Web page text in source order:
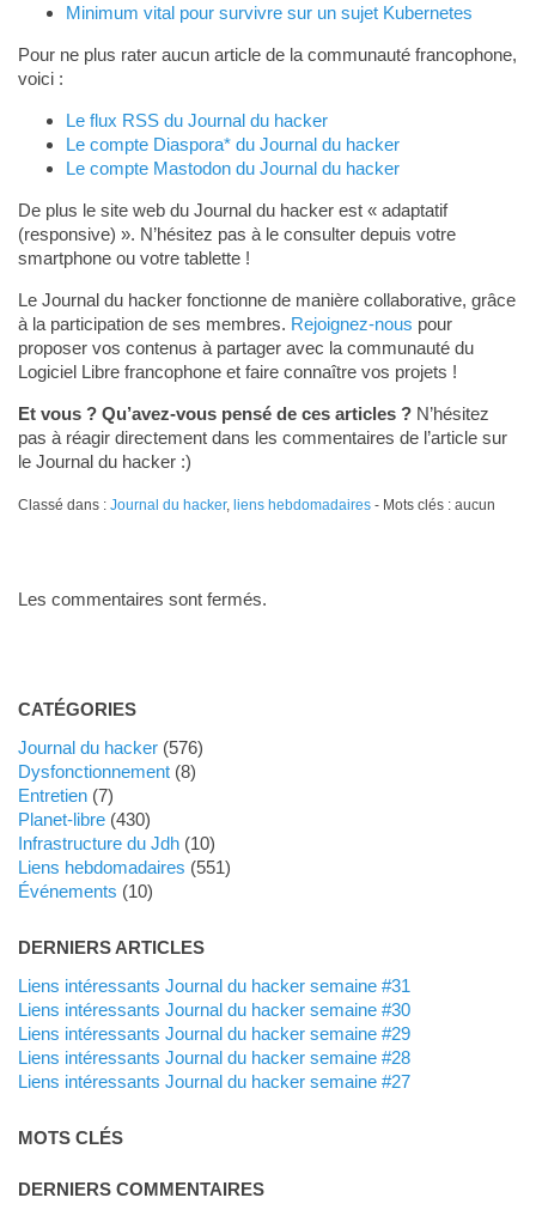
Minimum vital pour survivre sur un sujet Kubernetes
Pour ne plus rater aucun article de la communauté francophone,
voici :
Le flux RSS du Journal du hacker
Le compte Diaspora* du Journal du hacker
Le compte Mastodon du Journal du hacker
De plus le site web du Journal du hacker est « adaptatif
(responsive) ». N’hésitez pas à le consulter depuis votre
smartphone ou votre tablette !
Le Journal du hacker fonctionne de manière collaborative, grâce
à la participation de ses membres. Rejoignez-nous pour
proposer vos contenus à partager avec la communauté du
Logiciel Libre francophone et faire connaître vos projets !
Et vous ? Qu’avez-vous pensé de ces articles ?N’hésitez
pas à réagir directement dans les commentaires de l’article sur
le Journal du hacker :)
Classé dans : Journal du hacker, liens hebdomadaires- Mots clés : aucun
Les commentaires sont fermés.
CATÉGORIES
Journal du hacker(576)
dysfonctionnement(8)
Entretien(7)
planet-libre(430)
Infrastructure du Jdh(10)
liens hebdomadaires (551)
événements (10)
DERNIERS ARTICLES
Liens intéressants Journal du hacker semaine #31
Liens intéressants Journal du hacker semaine #30
Liens intéressants Journal du hacker semaine #29
Liens intéressants Journal du hacker semaine #28
Liens intéressants Journal du hacker semaine #27
MOTS CLÉS
DERNIERS COMMENTAIRES